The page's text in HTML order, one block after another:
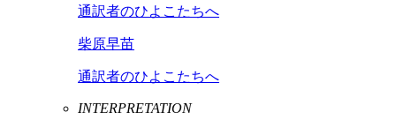
通訳者のひよこたちへ
柴原早苗
通訳者のひよこたちへ
INTERPRETATION